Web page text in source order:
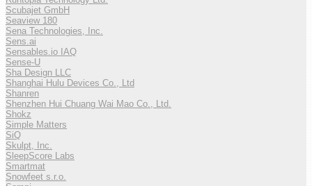
Scubajet GmbH
Seaview 180
Sena Technologies, Inc.
Sens.ai
Sensables.io IAQ
Sense-U
Sha Design LLC
Shanghai Hulu Devices Co., Ltd
Shanren
Shenzhen Hui Chuang Wai Mao Co., Ltd.
Shokz
Simple Matters
SiQ
Skulpt, Inc.
SleepScore Labs
Smartmat
Snowfeet s.r.o.